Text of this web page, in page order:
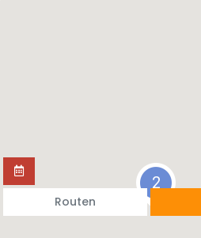
2
Routen